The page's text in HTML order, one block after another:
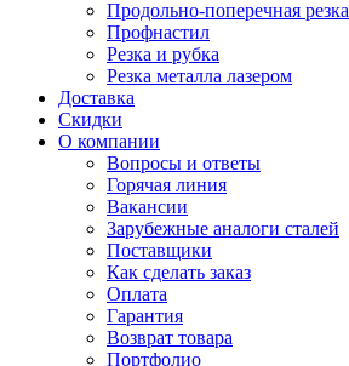
Продольно-поперечная резка
Профнастил
Резка и рубка
Резка металла лазером
Доставка
Скидки
О компании
Вопросы и ответы
Горячая линия
Вакансии
Зарубежные аналоги сталей
Поставщики
Как сделать заказ
Оплата
Гарантия
Возврат товара
Портфолио